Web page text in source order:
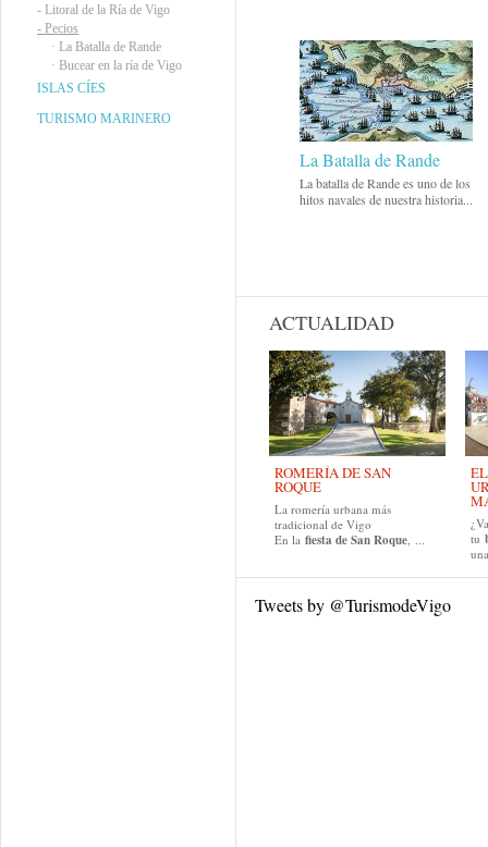
- Litoral de la Ría de Vigo
- Pecios
· La Batalla de Rande
· Bucear en la ría de Vigo
ISLAS CÍES
TURISMO MARINERO
La Batalla de Rande
La batalla de Rande es uno de los
hitos navales de nuestra historia...
ACTUALIDAD
ROMERÍA DE SAN
ROQUE
La romería urbana más
tradicional de Vigo
En la fiesta de San Roque, ...
tu
Tweets by @TurismodeVigo